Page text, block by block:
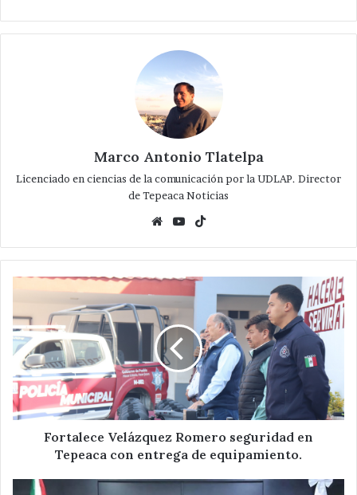
Marco Antonio Tlatelpa
Licenciado en ciencias de la comunicación por la UDLAP. Director
de Tepeaca Noticias
WebsiteYouTube
Fortalece
Romero
seguridad
en
Tepeaca
con
entrega
de
equipamiento.
Fortalece Velázquez Romero seguridad en
Tepeaca con entrega de equipamiento.
Designa